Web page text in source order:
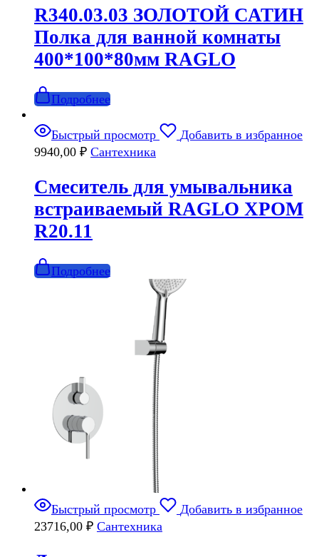
R340.03.03 ЗОЛОТОЙ САТИН
Полка для ванной комнаты
400*100*80мм RAGLO
Подробнее
Быстрый просмотр
Добавить в избранное
9940,00 ₽ Сантехника
Смеситель для умывальника
встраиваемый RAGLO ХРОМ
R20.11
Подробнее
Быстрый просмотр
Добавить в избранное
23716,00 ₽ Сантехника